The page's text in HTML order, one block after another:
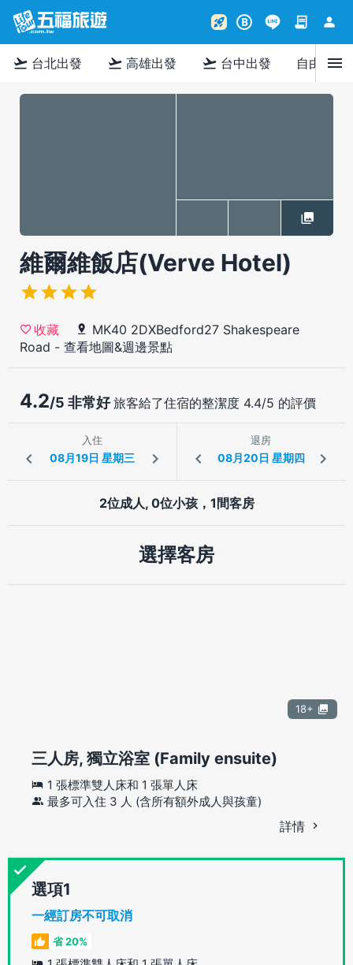
rocket_launch B contract person
flight_takeoff 台北出發 flight_takeoff 高雄出發 flight_takeoff 台中出發 自由行menu
維爾維飯店(Verve Hotel)
收藏
MK40 2DXBedford27 Shakespeare
Road - 查看地圖&週邊景點
4.2/5 非常好旅客給了住宿的整潔度 4.4/5 的評價
入住 退房
2位成人, 0位小孩，1間客房
選擇客房
18+
三人房, 獨立浴室 (Family ensuite)
1 張標準雙人床和 1 張單人床
最多可入住 3 人 (含所有額外成人與孩童)
詳情
選項
一經訂房不可取消
省 20%